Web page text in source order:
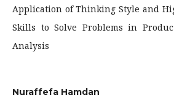
Application of Thinking Style and
Skills to Solve Problems in
Analysis
Nuraffefa Hamdan